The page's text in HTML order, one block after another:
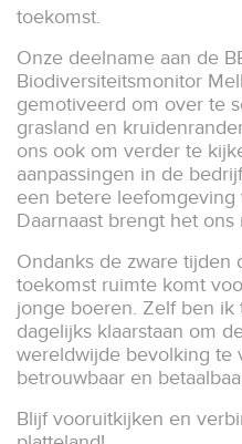
toekomst.
Onze deelname aan de
Biodiversiteitsmonitor
gemotiveerd om over te
grasland en
ons ook om verder te
aanpassingen in de
een betere leefomgeving
Daarnaast brengt het
Ondanks de zware tijden
toekomst ruimte komt
jonge boeren. Zelf ben ik
dagelijks klaarstaan om
wereldwijde bevolking te
betrouwbaar en
Blijf vooruitkijken en